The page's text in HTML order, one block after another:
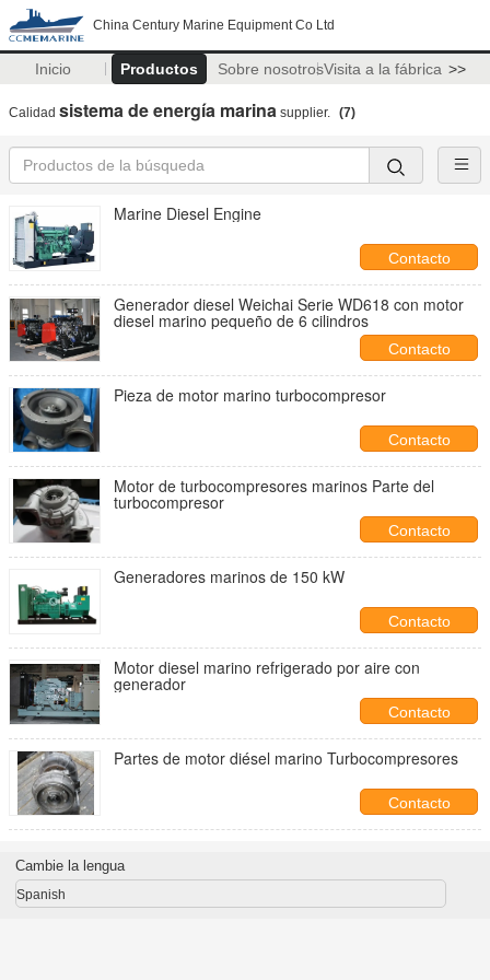
China Century Marine Equipment Co Ltd
Inicio Productos Sobre nosotrosVisita a la fábrica >>
Calidad sistema de energía marina supplier. (7)
Marine Diesel Engine
Contacto
Generador diesel Weichai Serie WD618 con motor
diesel marino pequeño de 6 cilindros
Contacto
Pieza de motor marino turbocompresor
Contacto
Motor de turbocompresores marinos Parte del
turbocompresor
Contacto
Generadores marinos de 150 kW
Contacto
Motor diesel marino refrigerado por aire con
generador
Contacto
Partes de motor diésel marino Turbocompresores
Contacto
Cambie la lengua
Spanish